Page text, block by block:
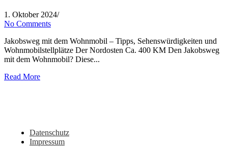
1. Oktober 2024/
No Comments
Jakobsweg mit dem Wohnmobil – Tipps, Sehenswürdigkeiten und
Wohnmobilstellplätze Der Nordosten Ca. 400 KM Den Jakobsweg
mit dem Wohnmobil? Diese...
Read More
Datenschutz
Impressum